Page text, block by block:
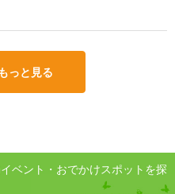
っと見る
ベント・おでかけスポットを探